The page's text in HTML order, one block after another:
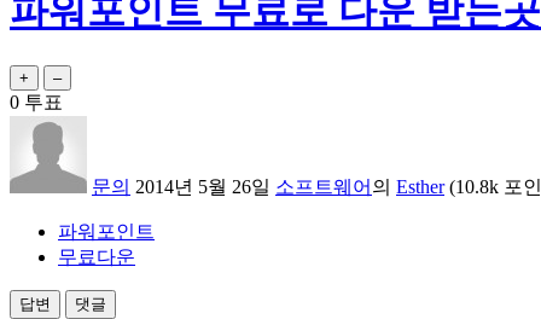
파워포인트 무료로 다운 받는
0 투표
문의 2014년 5월 26일 소프트웨어 의 Esther (10.8k 포
파워포인트
무료다운